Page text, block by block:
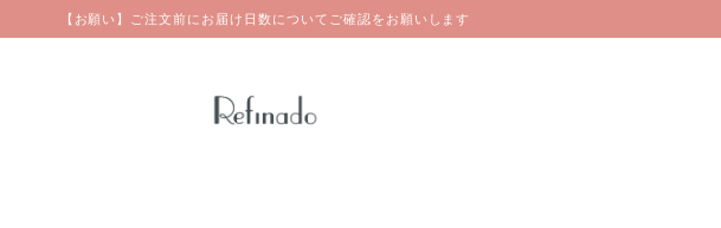
【お願い】ご注文前にお届け日数についてご確認をお願いします